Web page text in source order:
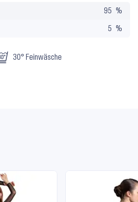
95
5
30° Feinwäsche